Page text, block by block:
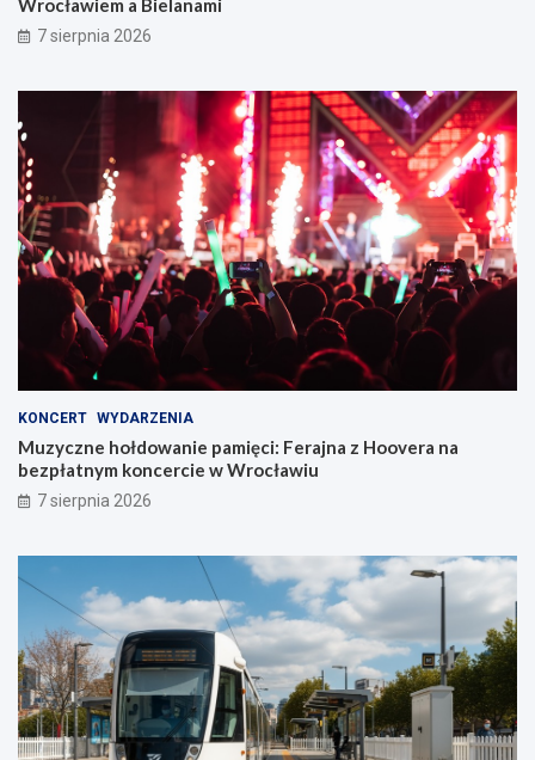
Wrocławiem a Bielanami
7 sierpnia 2026
KONCERT WYDARZENIA
Muzyczne hołdowanie pamięci: Ferajna z Hoovera na
bezpłatnym koncercie w Wrocławiu
7 sierpnia 2026